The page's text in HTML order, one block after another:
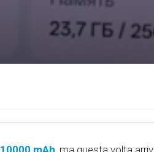
10000 mAh, ma questa volta